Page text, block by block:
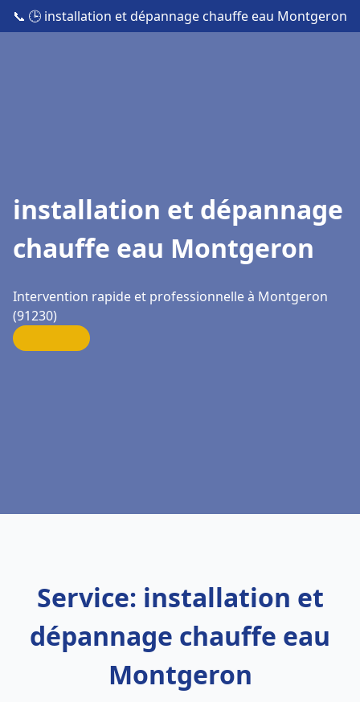
📞 🕒 installation et dépannage chauffe eau Montgeron
installation et dépannage
chauffe eau Montgeron
Intervention rapide et professionnelle à Montgeron
(91230)
Service: installation et
dépannage chauffe eau
Montgeron